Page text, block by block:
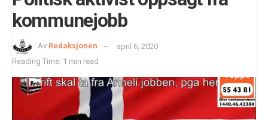
kommunejobb
Av Redaksjonen
april 6, 2020
Reading Time: 1 min read